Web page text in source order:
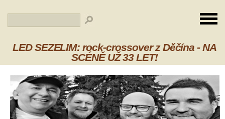
LED SEZELIM: rock-crossover z Děčína - NA
SCÉNĚ UŽ 33 LET!